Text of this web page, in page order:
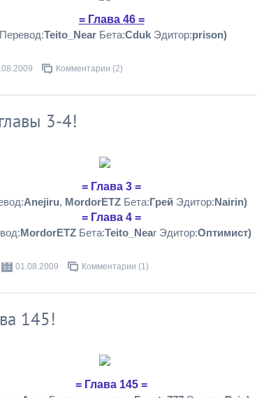
= Глава 46 =
Перевод:Teito_Near Бета:Cduk Эдитор:prison)
Комментарии (2)
3-4!
= Глава 3 =
Anejiru, MordorETZ Бета:Грей Эдитор:Nairin)
= Глава 4 =
MordorETZБета:Teito_Near Эдитор:Оптимист)
01.08.2009 Комментарии (1)
145!
= Глава 145 =